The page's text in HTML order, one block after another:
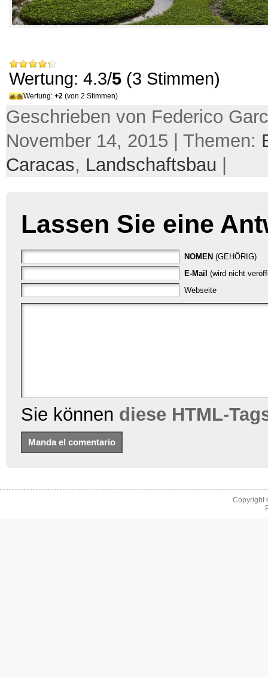
Wertung: 4.3/5 (3 Stimmen)
Wertung: +2 (von 2 Stimmen)
Geschrieben von Federico
November 14, 2015 | Themen:
Caracas, Landschaftsbau |
Lassen Sie eine
NOMEN (GEHÖRIG)
E-Mail (wird nicht
Webseite
Sie können diese HTML-
Copyright